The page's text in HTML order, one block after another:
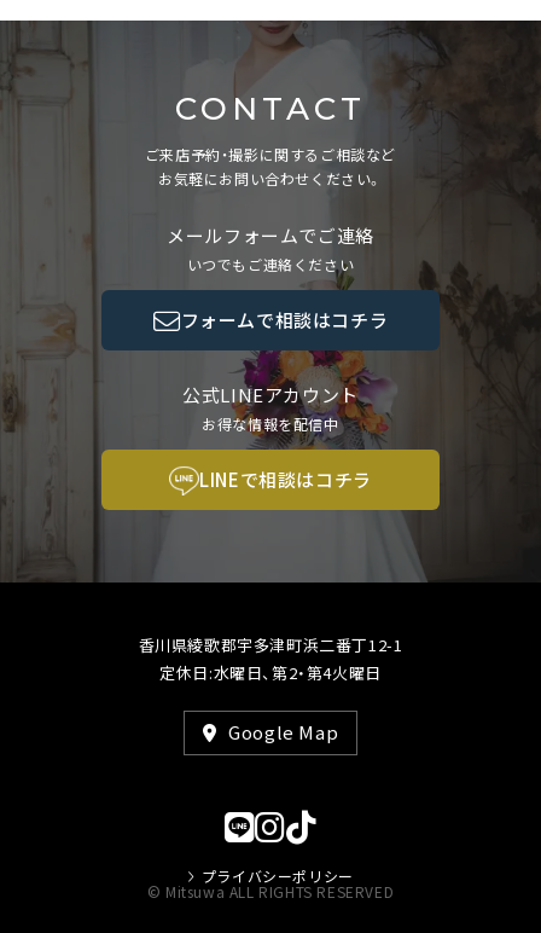
CONTACT
ご来店予約・撮影に関するご相談など
お気軽にお問い合わせください。
メールフォームでご連絡
いつでもご連絡ください
フォームで相談はコチラ
公式LINEアカウント
お得な情報を配信中
LINEで相談はコチラ
香川県綾歌郡宇多津町浜二番丁12-1
定休日:水曜日、第2・第4火曜日
Google Map
プライバシーポリシー
© Mitsuwa ALL RIGHTS RESERVED